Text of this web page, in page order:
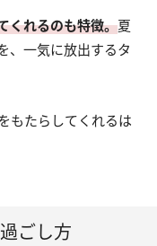
くれるのも特徴。夏
、一気に放出するタ
もたらしてくれるは
ごし方